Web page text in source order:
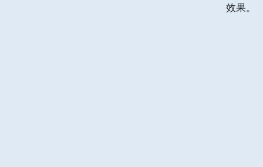
效果。